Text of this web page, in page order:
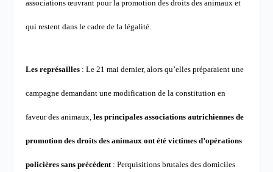
associations œuvrant pour la promotion des droits des animaux et
qui restent dans le cadre de la légalité.
Les représailles : Le 21 mai dernier, alors qu’elles préparaient une
campagne demandant une modification de la constitution en
faveur des animaux,les principales associations autrichiennes de
promotion des droits des animaux ont été victimes d’opérations
policières sans précédent : Perquisitions brutales des domiciles